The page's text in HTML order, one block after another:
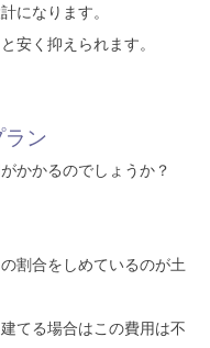
になります。
安く抑えられます。
ン
かかるのでしょうか？
割合をしめているのが土
てる場合はこの費用は不